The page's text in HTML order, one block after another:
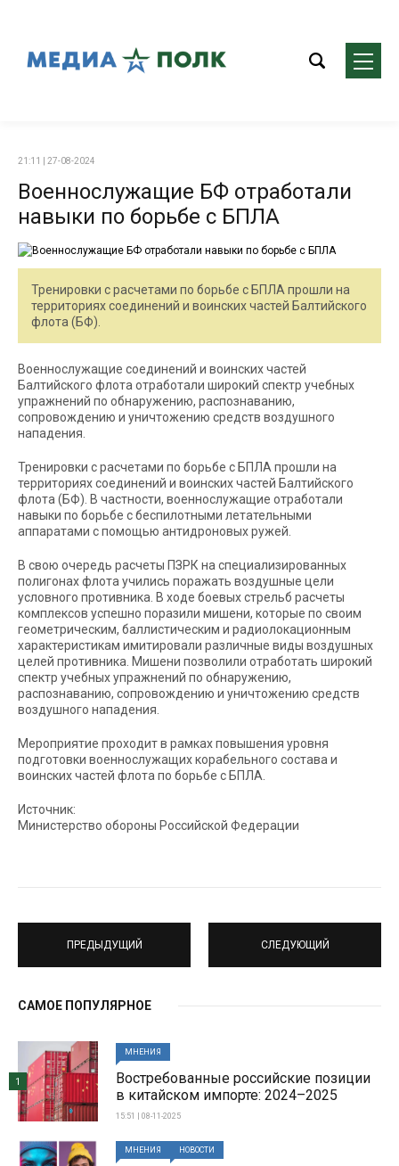
21:11 | 27-08-2024
Военнослужащие БФ отработали
навыки по борьбе с БПЛА
Тренировки с расчетами по борьбе с БПЛА прошли на
территориях соединений и воинских частей Балтийского
флота (БФ).
Военнослужащие соединений и воинских частей
Балтийского флота отработали широкий спектр учебных
упражнений по обнаружению, распознаванию,
сопровождению и уничтожению средств воздушного
нападения.
Тренировки с расчетами по борьбе с БПЛА прошли на
территориях соединений и воинских частей Балтийского
флота (БФ). В частности, военнослужащие отработали
навыки по борьбе с беспилотными летательными
аппаратами с помощью антидроновых ружей.
В свою очередь расчеты ПЗРК на специализированных
полигонах флота учились поражать воздушные цели
условного противника. В ходе боевых стрельб расчеты
комплексов успешно поразили мишени, которые по своим
геометрическим, баллистическим и радиолокационным
характеристикам имитировали различные виды воздушных
целей противника. Мишени позволили отработать широкий
спектр учебных упражнений по обнаружению,
распознаванию, сопровождению и уничтожению средств
воздушного нападения.
Мероприятие проходит в рамках повышения уровня
подготовки военнослужащих корабельного состава и
воинских частей флота по борьбе с БПЛА.
Источник:
Министерство обороны Российской Федерации
ПРЕДЫДУЩИЙ СЛЕДУЮЩИЙ
САМОЕ ПОПУЛЯРНОЕ
МНЕНИЯ
Востребованные российские позиции
в китайском импорте: 2024–2025
15:51 | 08-11-2025
1
МНЕНИЯ НОВОСТИ